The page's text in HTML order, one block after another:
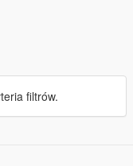
filtrów.